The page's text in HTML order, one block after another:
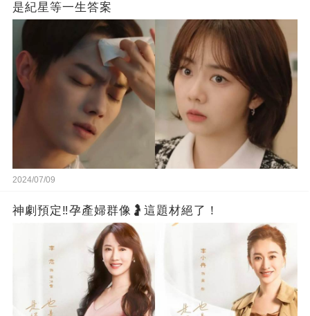
是紀星等一生答案
2024/07/09
神劇預定‼️孕產婦群像🤰這題材絕了！